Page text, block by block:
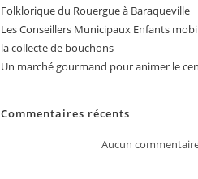
Folklorique du Rouergue à Baraqueville
Les Conseillers Municipaux Enfants
la collecte de bouchons
Un marché gourmand pour animer le
Commentaires récents
Aucun